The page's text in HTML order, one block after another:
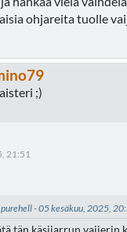
ohjareita tuolle
;)
21:51
- 05 kesäkuu, 2025,